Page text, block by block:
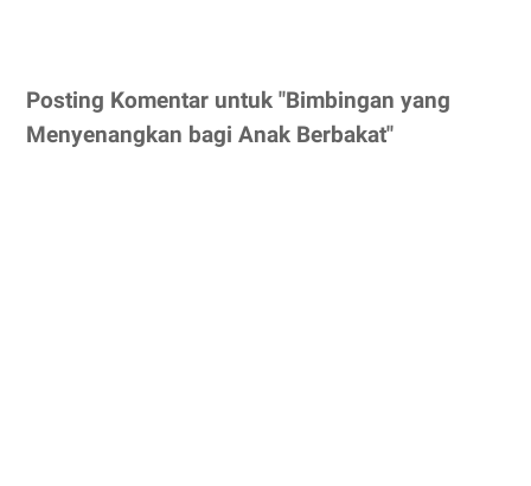
Posting Komentar untuk "Bimbingan yang
Menyenangkan bagi Anak Berbakat"